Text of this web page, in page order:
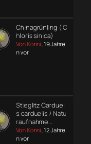
Chinagrünling ( C
hloris sinica)
Von Konni, 19 Jahre
n vor
Stieglitz Cardueli
s carduelis / Natu
raufnahme…
Von Konni, 12 Jahre
n vor